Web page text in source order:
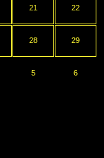
21 22
28 29
5 6